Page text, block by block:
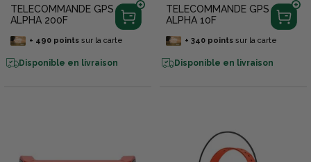
TELECOMMANDE GPS
ALPHA 200F
+ 490pointssur la carte
Disponible en livraison
TELECOMMANDE GPS
ALPHA 10F
+ 340pointssur la carte
Disponible en livraison